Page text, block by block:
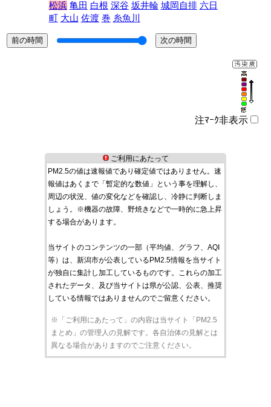
松浜 亀田 白根 深谷 坂井輪 城岡自排 六日
町 大山 佐渡 巻 糸魚川
注ﾏｰｸ非表示
ご利用にあたって
PM2.5の値は速報値であり確定値ではありません。速
報値はあくまで「暫定的な数値」という事を理解し、
周辺の状況、値の変化などを確認し、冷静に判断しま
しょう。※機器の故障、野焼きなどで一時的に急上昇
する場合があります。
当サイトのコンテンツの一部（平均値、グラフ、AQI
等）は、新潟市が公表しているPM2.5情報を当サイト
が独自に集計し加工しているものです。これらの加工
されたデータ、及び当サイトは県が公認、公表、推奨
している情報ではありませんのでご留意ください。
※「ご利用にあたって」の内容は当サイト「PM2.5
まとめ」の管理人の見解です。各自治体の見解とは
異なる場合がありますのでご注意ください。